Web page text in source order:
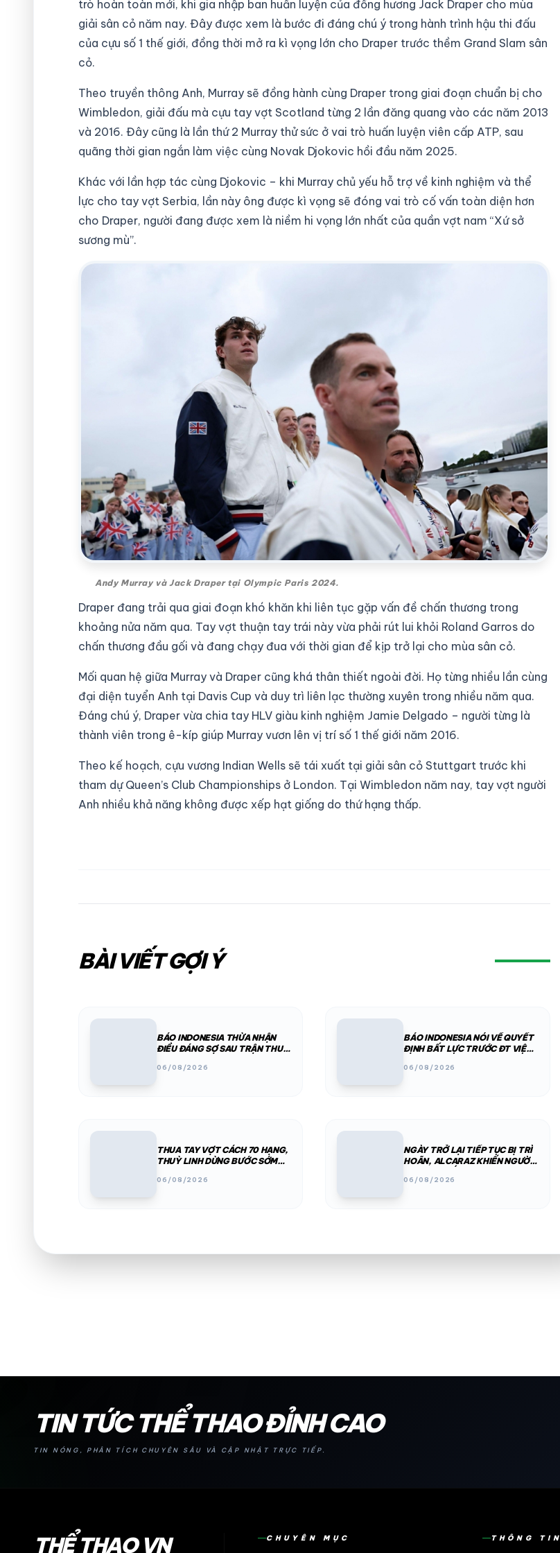
trò hoàn toàn mới, khi gia nhập ban huấn luyện của đồng hương Jack Draper cho mùa
giải sân cỏ năm nay. Đây được xem là bước đi đáng chú ý trong hành trình hậu thi đấu
của cựu số 1 thế giới, đồng thời mở ra kì vọng lớn cho Draper trước thềm Grand Slam sân
cỏ.
Theo truyền thông Anh, Murray sẽ đồng hành cùng Draper trong giai đoạn chuẩn bị cho
Wimbledon, giải đấu mà cựu tay vợt Scotland từng 2 lần đăng quang vào các năm 2013
và 2016. Đây cũng là lần thứ 2 Murray thử sức ở vai trò huấn luyện viên cấp ATP, sau
quãng thời gian ngắn làm việc cùng Novak Djokovic hồi đầu năm 2025.
Khác với lần hợp tác cùng Djokovic – khi Murray chủ yếu hỗ trợ về kinh nghiệm và thể
lực cho tay vợt Serbia, lần này ông được kì vọng sẽ đóng vai trò cố vấn toàn diện hơn
cho Draper, người đang được xem là niềm hi vọng lớn nhất của quần vợt nam “Xứ sở
sương mù”.
Andy Murray và Jack Draper tại Olympic Paris 2024.
Draper đang trải qua giai đoạn khó khăn khi liên tục gặp vấn đề chấn thương trong
khoảng nửa năm qua. Tay vợt thuận tay trái này vừa phải rút lui khỏi Roland Garros do
chấn thương đầu gối và đang chạy đua với thời gian để kịp trở lại cho mùa sân cỏ.
Mối quan hệ giữa Murray và Draper cũng khá thân thiết ngoài đời. Họ từng nhiều lần cùng
đại diện tuyển Anh tại Davis Cup và duy trì liên lạc thường xuyên trong nhiều năm qua.
Đáng chú ý, Draper vừa chia tay HLV giàu kinh nghiệm Jamie Delgado – người từng là
thành viên trong ê-kíp giúp Murray vươn lên vị trí số 1 thế giới năm 2016.
Theo kế hoạch, cựu vương Indian Wells sẽ tái xuất tại giải sân cỏ Stuttgart trước khi
tham dự Queen’s Club Championships ở London. Tại Wimbledon năm nay, tay vợt người
Anh nhiều khả năng không được xếp hạt giống do thứ hạng thấp.
BÀI VIẾT GỢI Ý
BÁO INDONESIA THỪA NHẬN
ĐIỀU ĐÁNG SỢ SAU TRẬN THUA
06/08/2026
BÁO INDONESIA NÓI VỀ QUYẾT
ĐỊNH BẤT LỰC TRƯỚC ĐT VIỆT
06/08/2026
THUA TAY VỢT CÁCH 70 HẠNG,
THUỲ LINH DỪNG BƯỚC SỚM
06/08/2026
NGÀY TRỞ LẠI TIẾP TỤC BỊ TRÌ
HOÃN, ALCARAZ KHIẾN NGƯỜI
OPEN 2026
06/08/2026
TIN TỨC THỂ THAO ĐỈNH CAO
TIN NÓNG, PHÂN TÍCH CHUYÊN SÂU VÀ CẬP NHẬT TRỰC TIẾP.
THỂ THAO VN CHUYÊN MỤC THÔNG TIN